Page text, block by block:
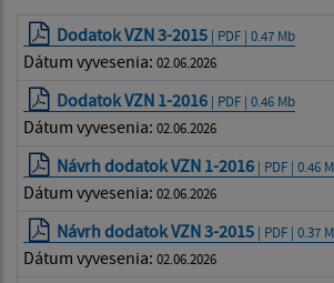
Dodatok VZN 3-2015 | PDF | 0.47 Mb
Dátum vyvesenia: 02.06.2026
Dodatok VZN 1-2016 | PDF | 0.46 Mb
Dátum vyvesenia: 02.06.2026
Návrh dodatok VZN 1-2016 | PDF | 0.46
Dátum vyvesenia: 02.06.2026
Návrh dodatok VZN 3-2015 | PDF | 0.37
Dátum vyvesenia: 02.06.2026